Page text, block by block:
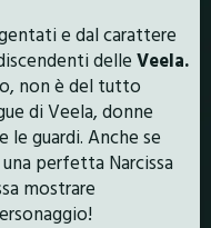
e dal carattere
delle Veela.
non è del tutto
di Veela, donne
le guardi. Anche se
perfetta Narcissa
mostrare